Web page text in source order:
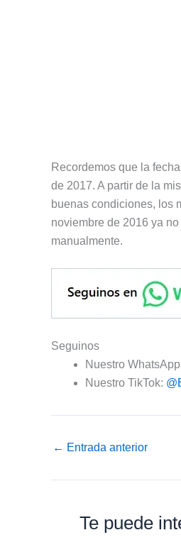
Recordemos que la
de 2017. A partir de la
buenas condiciones, los
noviembre de 2016 ya
manualmente.
Seguinos
Nuestro
Nuestro TikTok:
← Entrada anterior
Te puede